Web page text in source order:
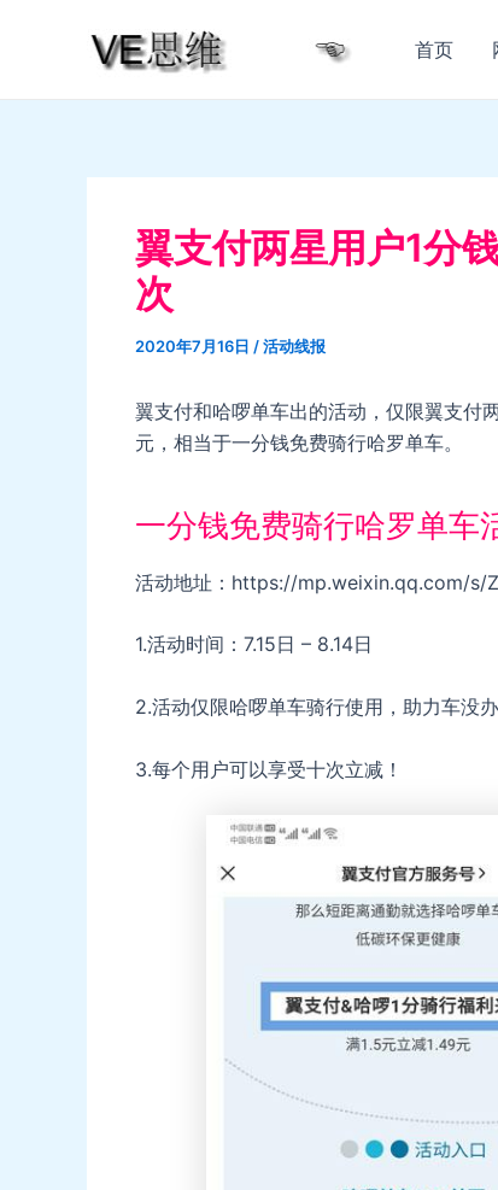
首页
翼支付两星用户1分
次
2020年7月16日 /活动线报
翼支付和哈啰单车出的活动，仅限翼支付
元，相当于一分钱免费骑行哈罗单车。
一分钱免费骑行哈罗单车
活动地址：https://mp.weixin.qq.com/
1.活动时间：7.15日 – 8.14日
2.活动仅限哈啰单车骑行使用，助力车没办
3.每个用户可以享受十次立减！